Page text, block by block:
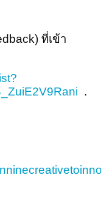
ที่เข้า
.